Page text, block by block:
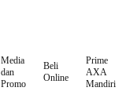
Media
dan
Promo
Beli
Online
Prime
AXA
Mandiri